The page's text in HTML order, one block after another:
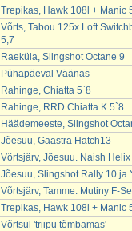
Trepikas, Hawk 108l + Manic
Võrts, Tabou 125x Loft
5,7
Raeküla, Slingshot Octane 9
Pühapäeval Väänas
Rahinge, Chiatta 5`8
Rahinge, RRD Chiatta K 5`8
Häädemeeste, Slingshot
Jõesuu, Gaastra Hatch13
Võrtsjärv, Jõesuu. Naish
Jõesuu, Slingshot Rally 10 ja
Võrtsjärv, Tamme. Mutiny F-
Trepikas, Hawk 108l + Manic
Võrtsul 'triipu tõmbamas'